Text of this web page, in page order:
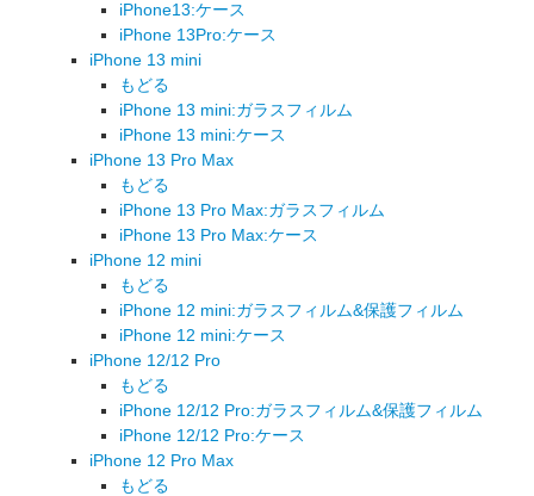
iPhone13:ケース
iPhone 13Pro:ケース
iPhone 13 mini
もどる
iPhone 13 mini:ガラスフィルム
iPhone 13 mini:ケース
iPhone 13 Pro Max
もどる
iPhone 13 Pro Max:ガラスフィルム
iPhone 13 Pro Max:ケース
iPhone 12 mini
もどる
iPhone 12 mini:ガラスフィルム&保護フィルム
iPhone 12 mini:ケース
iPhone 12/12 Pro
もどる
iPhone 12/12 Pro:ガラスフィルム&保護フィルム
iPhone 12/12 Pro:ケース
iPhone 12 Pro Max
もどる